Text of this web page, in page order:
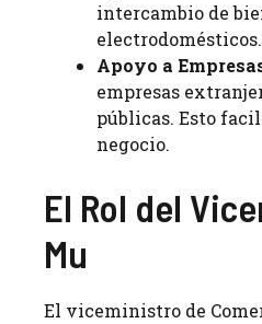
intercambio de
Apoyo a
empresas
públicas. Esto
negocio.
El Rol del
Mu
El viceministro de